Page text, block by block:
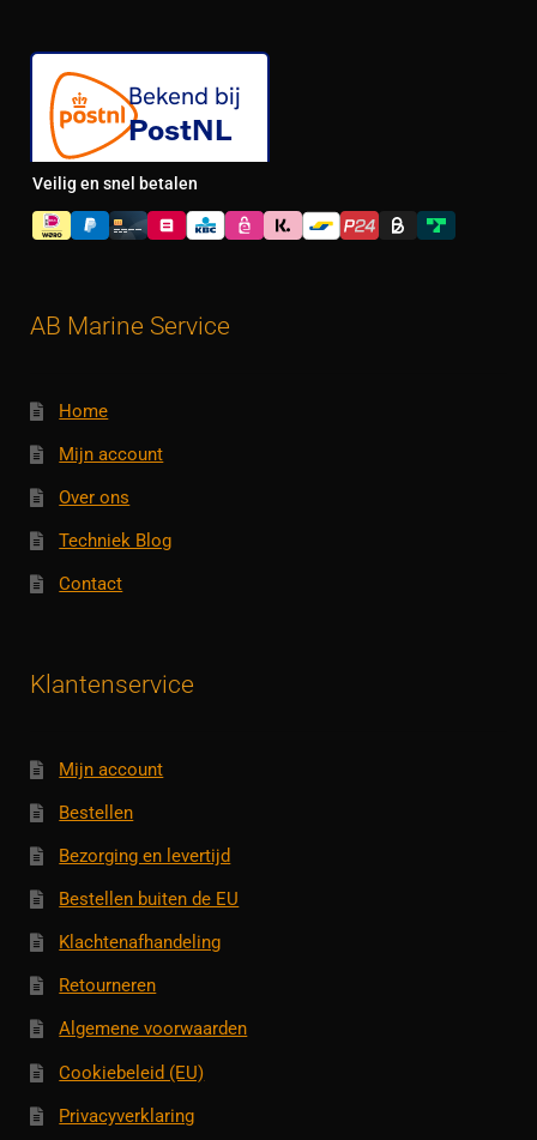
Veilig en snel betalen
AB Marine Service
Home
Mijn account
Over ons
Techniek Blog
Contact
Klantenservice
Mijn account
Bestellen
Bezorging en levertijd
Bestellen buiten de EU
Klachtenafhandeling
Retourneren
Algemene voorwaarden
Cookiebeleid (EU)
Privacyverklaring